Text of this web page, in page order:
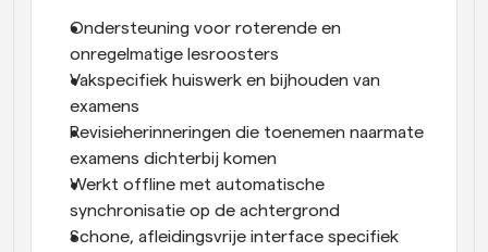
Ondersteuning voor roterende en
onregelmatige lesroosters
Vakspecifiek huiswerk en bijhouden van
examens
Revisieherinneringen die toenemen naarmate
examens dichterbij komen
Werkt offline met automatische
synchronisatie op de achtergrond
Schone, afleidingsvrije interface specifiek